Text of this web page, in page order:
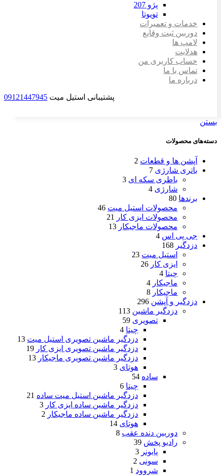
پژو 207
تویوتا
خدمات و تعمیرات
دوربین ثبت وقایع
لامپ ها
هدلایت
حساب کاربری من
تماس با ما
درباره ما
پشتیبانی استیل میت 09121447945
بستن
دسته‌های محصولات
آپشن ها و قطعات 2
باتری شارژی 7
باطری سکه ای 3
شارژی 4
برندها 80
محصولات استیل میت 46
محصولات ایزی کار
21
محصولات ماجیکار 13
جی پی اس 4
دزدگیر 168
استیل میت 23
ایزی کار 26
چیتا 4
ماجیکار 4
ماجیکار 8
دزدگیر و آپشن 296
دزدگیر ماشین 113
تصویری 59
چیتا 4
دزدگیر ماشین تصویری استیل میت 13
دزدگیر ماشین تصویری ایزی کار 19
دزدگیر ماشین تصویری ماجیکار 13
هوتای 3
ساده 54
چیتا 6
دزدگیر ماشین استیل میت ساده 21
دزدگیر ماشین ساده ایزی کار 3
دزدگیر ماشین ساده ماجیکار 2
هوتای 14
دوربین دنده عقب 8
رادیو پخش 39
پایونر 3
سونی 2
شروود 1